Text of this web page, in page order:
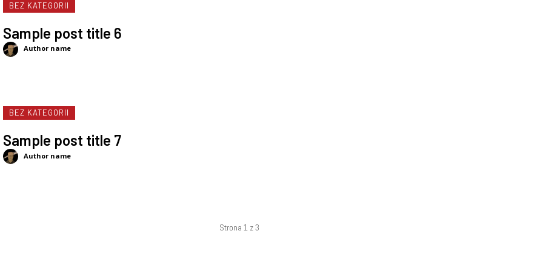
BEZ KATEGORII
Sample post title 6
Author name
BEZ KATEGORII
Sample post title 7
Author name
Strona 1 z 3